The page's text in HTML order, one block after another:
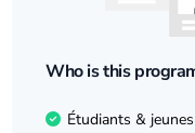
Who is this
Étudiants &